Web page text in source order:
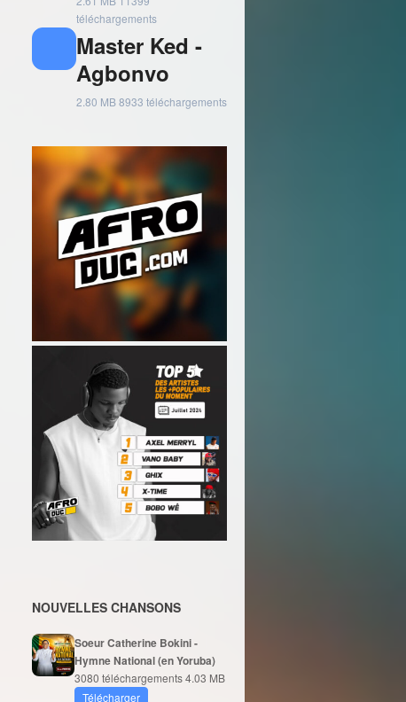
téléchargements
Master Ked -
Agbonvo
2.80 MB8933 téléchargements
NOUVELLES CHANSONS
Soeur Catherine Bokini -
Hymne National (en Yoruba)
3080 téléchargements4.03 MB
Télécharger